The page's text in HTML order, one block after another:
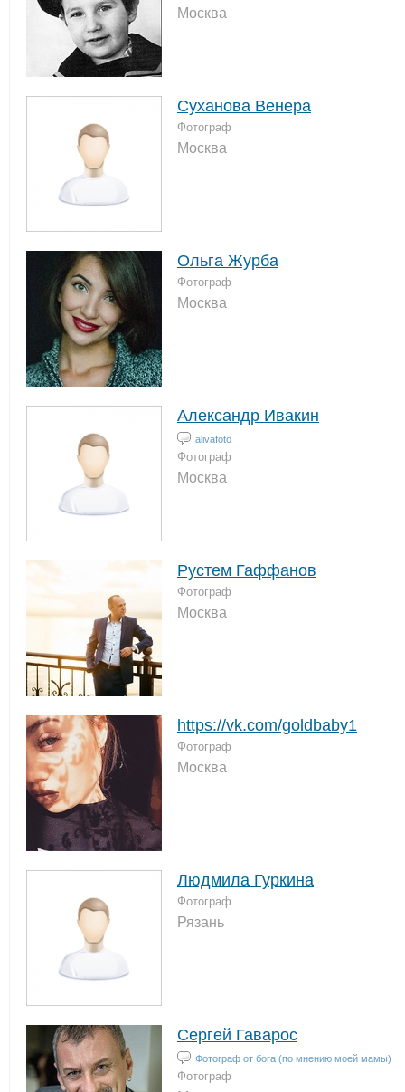
Москва
Суханова Венера
Фотограф
Москва
Ольга Журба
Фотограф
Москва
Александр Ивакин
alivafoto
Фотограф
Москва
Рустем Гаффанов
Фотограф
Москва
https://vk.com/goldbaby1
Фотограф
Москва
Людмила Гуркина
Фотограф
Рязань
Сергей Гаварос
Фотограф от бога (по мнению моей мамы)
Фотограф